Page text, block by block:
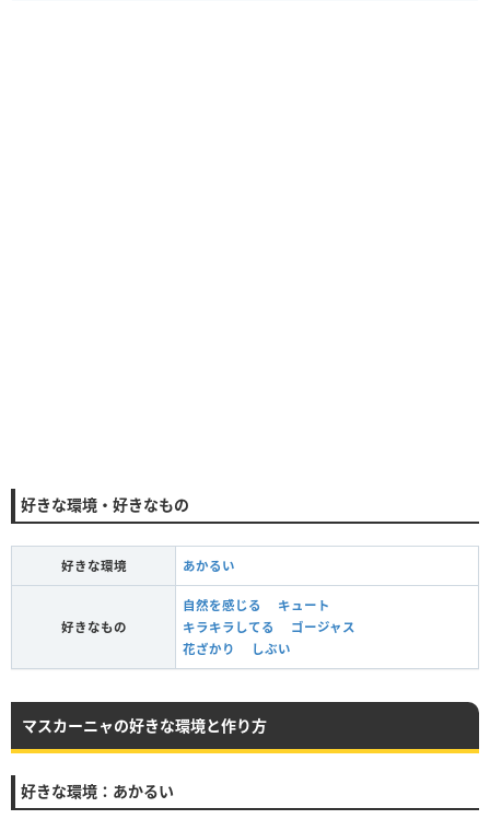
好きな環境・好きなもの
好きな環境 あかるい
好きなもの
自然を感じる
キュート
キラキラしてる
ゴージャス
花ざかり
しぶい
マスカーニャの好きな環境と作り方
好きな環境：あかるい